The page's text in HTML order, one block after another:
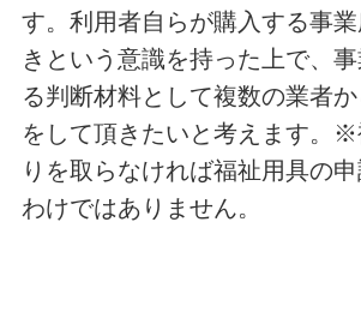
す。利用者自らが購入する事
きという意識を持った上で、
る判断材料として複数の業者
をして頂きたいと考えます。※
りを取らなければ福祉用具の
わけではありません。